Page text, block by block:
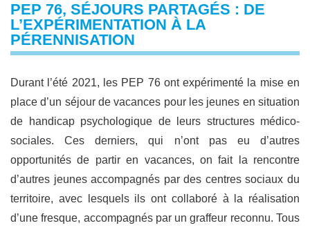
PEP 76, SÉJOURS PARTAGÉS : DE
L’EXPÉRIMENTATION À LA
PÉRENNISATION
Durant l’été 2021, les PEP 76 ont expérimenté la mise en
place d’un séjour de vacances pour les jeunes en situation
de handicap psychologique de leurs structures médico-
sociales. Ces derniers, qui n’ont pas eu d’autres
opportunités de partir en vacances, on fait la rencontre
d’autres jeunes accompagnés par des centres sociaux du
territoire, avec lesquels ils ont collaboré à la réalisation
d’une fresque, accompagnés par un graffeur reconnu. Tous